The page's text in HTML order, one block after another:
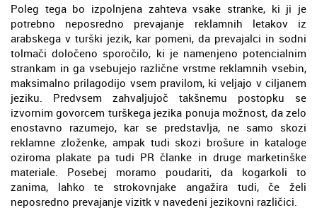
Poleg tega bo izpolnjena zahteva vsake stranke, ki ji je
potrebno neposredno prevajanje reklamnih letakov iz
arabskega v turški jezik, kar pomeni, da prevajalci in sodni
tolmači določeno sporočilo, ki je namenjeno potencialnim
strankam in ga vsebujejo različne vrstme reklamnih vsebin,
maksimalno prilagodijo vsem pravilom, ki veljajo v ciljanem
jeziku. Predvsem zahvaljujoč takšnemu postopku se
izvornim govorcem turškega jezika ponuja možnost, da zelo
enostavno razumejo, kar se predstavlja, ne samo skozi
reklamne zloženke, ampak tudi skozi brošure in kataloge
oziroma plakate pa tudi PR članke in druge marketinške
materiale. Posebej moramo poudariti, da kogarkoli to
zanima, lahko te strokovnjake angažira tudi, če želi
neposredno prevajanje vizitk v navedeni jezikovni različici.